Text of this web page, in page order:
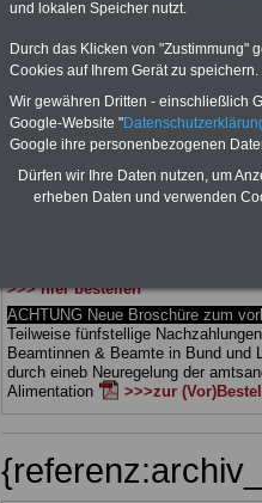
BEHÖRDEN-ABOmit drei
25,00 Euro: Wissenswertes für
und Beamte,
Bund und Ländern) sowie
und Ländern. Alle drei Ratgeber sind
übersichtlich gegliedert und
>>> hier bestellen
ACHTUNG Neue Broschüre zum
Teilweise fünfstellige
Beamtinnen & Beamte in Bund und
durch eineb Neuregelung der
Alimentation
>>>zur
und lokalen Speicher nutzt.
Durch das Klicken von "Zustimmung"
Cookies auf Ihrem Gerät zu speichern.
Wir gewähren Dritten - einschließlich
Google-Website "
Google ihre personenbezogenen
Dürfen wir Ihre Daten nutzen, um
erheben Daten und verwenden